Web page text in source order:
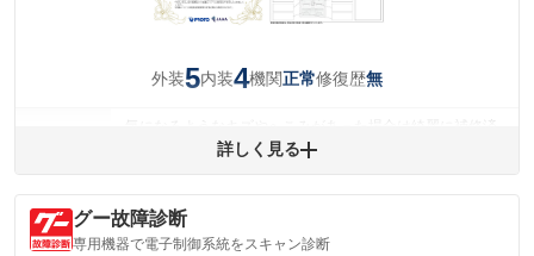
外装5内装4機関正常修復歴無
みですが、 小さなキズやヘコミが残っている場合もありま
内装
(内装状態)
気になる汚れ等が、部分的にあります。
詳しく見る
グー故障診断
専用機器で電子制御系統をスキャン診断